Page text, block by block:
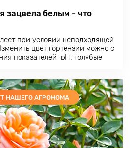
зацвела белым - что
при условии неподходящей
цвет гортензии можно с
показателей pH: голубые
показатели кислотности
НАШЕГО АГРОНОМА